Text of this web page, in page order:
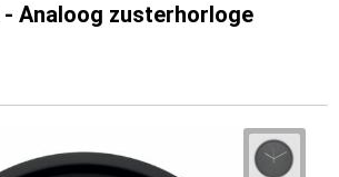
- Analoog zusterhorloge